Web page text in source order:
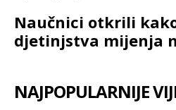
Naučnici otkrili
djetinjstva mijenja
NAJPOPULARNIJE